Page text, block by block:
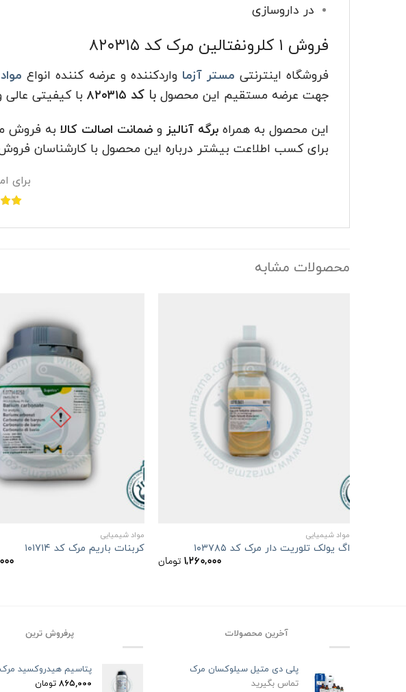
در داروسازی
فروش ۱ کلرونفتالین مرک کد ۸۲۰۳۱۵
فروشگاه اینترنتی مستر آزما واردکننده و عرضه کننده انواع
جهت عرضه مستقیم این محصول با کد با کیفیتی
این محصول به همراه برگه آنالیز و ضمانت اصالت کالا به فروش
برای کسب اطلاعت بیشتر درباره این محصول با کارشناسان
برای
محصولات مشابه
مواد شیمیایی
اگ یولک تلوریت دار مرک کد ۱۰۳۷۸۵
۱,۲۶۰,۰۰۰ تومان
مواد شیمیایی
کربنات باریم مرک کد ۱۰۱۷۱۴
آخرین محصولات
پلی دی متیل سیلوکسان مرک
تماس بگیرید
پرفروش ترین
پتاسیم هیدروکسید مرک کد
۸۶۵,۰۰۰ تومان